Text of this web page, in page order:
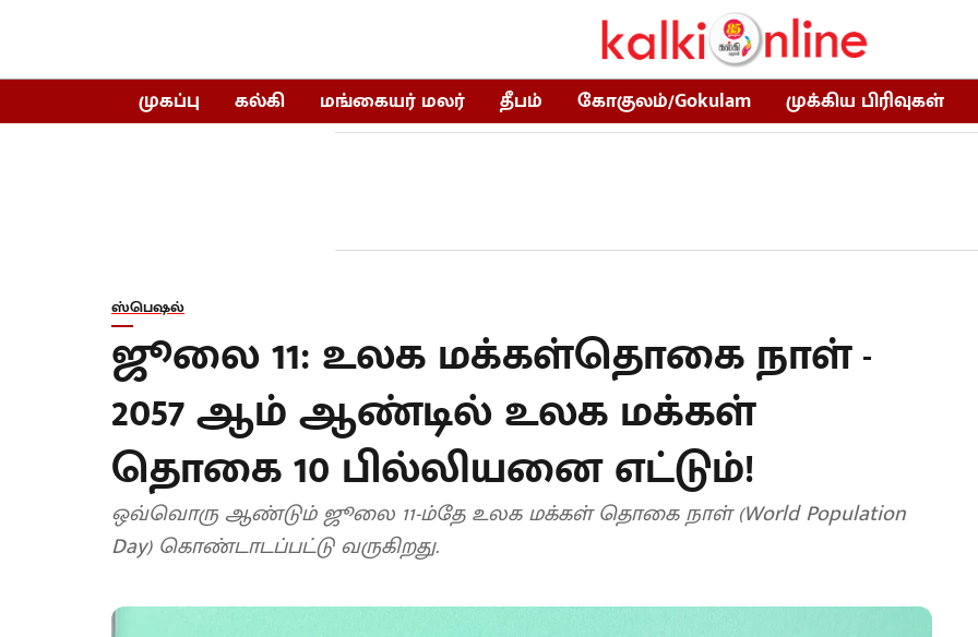
முகப்பு கல்கி மங்கையர் மலர் தீபம் கோகுலம்/Gokulam முக்கிய பிரிவுகள்
ஸ்பெஷல்
ஜூலை 11: உலக மக்கள்தொகை நாள் -
2057 ஆம் ஆண்டில் உலக மக்கள்
தொகை 10 பில்லியனை எட்டும்!
ஒவ்வொரு ஆண்டும் ஜூலை 11-ம்தே உலக மக்கள் தொகை நாள் (World Population
Day) கொண்டாடப்பட்டு வருகிறது.